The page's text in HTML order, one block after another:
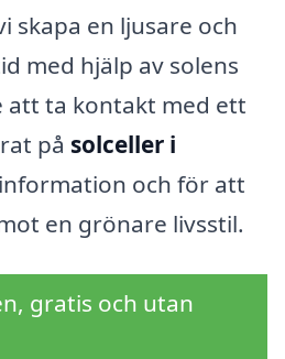
skapa en ljusare och
med hjälp av solens
att ta kontakt med ett
på solceller i
och för att
en grönare livsstil.
gratis och utan